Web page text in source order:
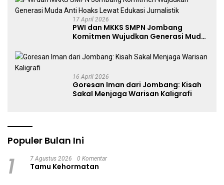
17 April 2026
PWI dan MKKS SMPN Jombang
Komitmen Wujudkan Generasi Muda
16 April 2026
Goresan Iman dari Jombang: Kisah
Sakal Menjaga Warisan Kaligrafi
Populer Bulan Ini
1 7 Agustus 2026 0 Komentar
Tamu Kehormatan